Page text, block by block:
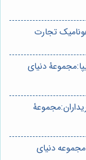
تجارت
دنیای
دنیای